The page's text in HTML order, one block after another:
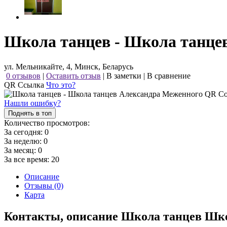
Школа танцев - Школа
ул. Мельникайте, 4, Минск, Беларусь
0 отзывов | Оставить отзыв | В заметки | В сравнение
QR Ссылка Что это?
Нашли ошибку?
Поднять в топ
Количество просмотров:
За сегодня: 0
За неделю: 0
За месяц: 0
За все время: 20
Описание
Отзывы (0)
Карта
Контакты, описание Школа танцев